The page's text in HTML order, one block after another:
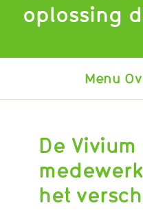
oplossing
De Vivium
het